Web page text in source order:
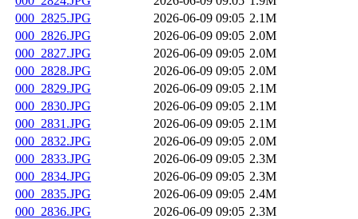
000_2825.JPG
2026-06-09 09:05 2.1M
000_2826.JPG
2026-06-09 09:05 2.0M
000_2827.JPG
2026-06-09 09:05 2.0M
000_2828.JPG
2026-06-09 09:05 2.0M
000_2829.JPG
2026-06-09 09:05 2.1M
000_2830.JPG
2026-06-09 09:05 2.1M
000_2831.JPG
2026-06-09 09:05 2.1M
000_2832.JPG
2026-06-09 09:05 2.0M
000_2833.JPG
2026-06-09 09:05 2.3M
000_2834.JPG
2026-06-09 09:05 2.3M
000_2835.JPG
2026-06-09 09:05 2.4M
000_2836.JPG
2026-06-09 09:05 2.3M